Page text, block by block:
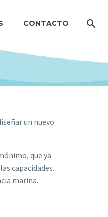
CONTACTO
un nuevo
que ya
capacidades.
marina.